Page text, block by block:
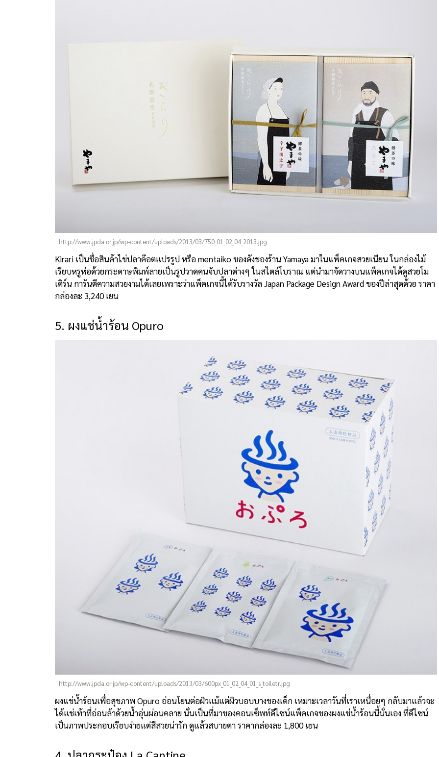
http://www.jpda.or.jp/wp-content/uploads/2013/03/750_01_02_04_2013.jpg
Kirari เป็นชื่อสินค้าไข่ปลาค๊อตแปรรูป หรือ mentaiko ของดังของร้าน Yamaya มาในแพ็คเกจสวยเนียน ในกล่องไม้
เรียบหรูห่อด้วยกระดาษพิมพ์ลายเป็นรูปวาดคนจับปลาต่างๆ ในสไตล์โบราณ แต่นำมาจัดวางบนแพ็คเกจได้ดูสวยโม
เดิร์น การันตีความสวยงามได้เลยเพราะว่าแพ็คเกจนี้ได้รับรางวัล Japan Package Design Award ของปีล่าสุดด้วย ราคา
กล่องละ 3,240 เยน
5. ผงแช่น้ำร้อน Opuro
http://www.jpda.or.jp/wp-content/uploads/2013/03/600px_01_02_04_01_s_toiletr.jpg
ผงแช่น้ำร้อนเพื่อสุขภาพ Opuro อ่อนโยนต่อผิวแม้แต่ผิวบอบบางของเด็ก เหมาะเวลาวันที่เราเหนื่อยๆ กลับมาแล้วจะ
ได้แช่เท้าที่อ่อนล้าด้วยน้ำอุ่นผ่อนคลาย นั่นเป็นที่มาของคอนเซ็พท์ดีไซน์แพ็คเกจของผงแช่น้ำร้อนนี้นั่นเอง ที่ดีไซน์
เป็นภาพประกอบเรียบง่ายแต่สีสวยน่ารัก ดูแล้วสบายตา ราคากล่องละ 1,800 เยน